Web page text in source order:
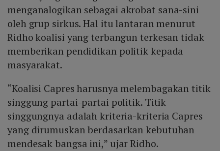
menganalogikan sebagai akrobat sana-sini
oleh grup sirkus. Hal itu lantaran menurut
Ridho koalisi yang terbangun terkesan tidak
memberikan pendidikan politik kepada
masyarakat.
“Koalisi Capres harusnya melembagakan titik
singgung partai-partai politik. Titik
singgungnya adalah kriteria-kriteria Capres
yang dirumuskan berdasarkan kebutuhan
mendesak bangsa ini,” ujar Ridho.